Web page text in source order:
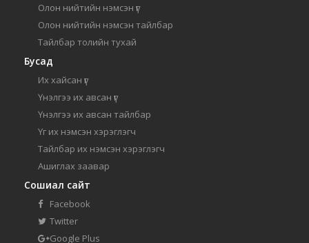
Олон нийтийн нэмсэн үг
Олон нийтийн нэмсэн тайлбар
Тайлбар толийн тухай
Бусад
Их хайсан үг
Үнэлгээ их авсан үг
Үнэлгээ их авсан тайлбар
Үг их нэмсэн хэрэглэгч
Тайлбар их нэмсэн хэрэглэгч
Ашиглах заавар
Сошиал сайт
Facebook
Twitter
Google Plus